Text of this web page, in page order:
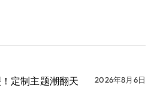
定制主题潮翻天 2026年8月6日